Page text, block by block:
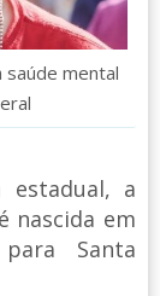
mental
estadual, a
é nascida em
Santa